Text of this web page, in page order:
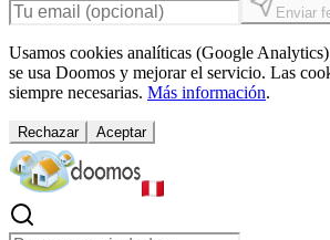
Enviar
Usamos cookies analíticas (Google
se usa Doomos y mejorar el servicio. Las
siempre necesarias. Más información.
Rechazar Aceptar